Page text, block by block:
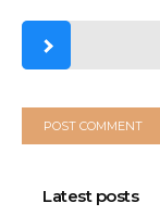
Latest posts